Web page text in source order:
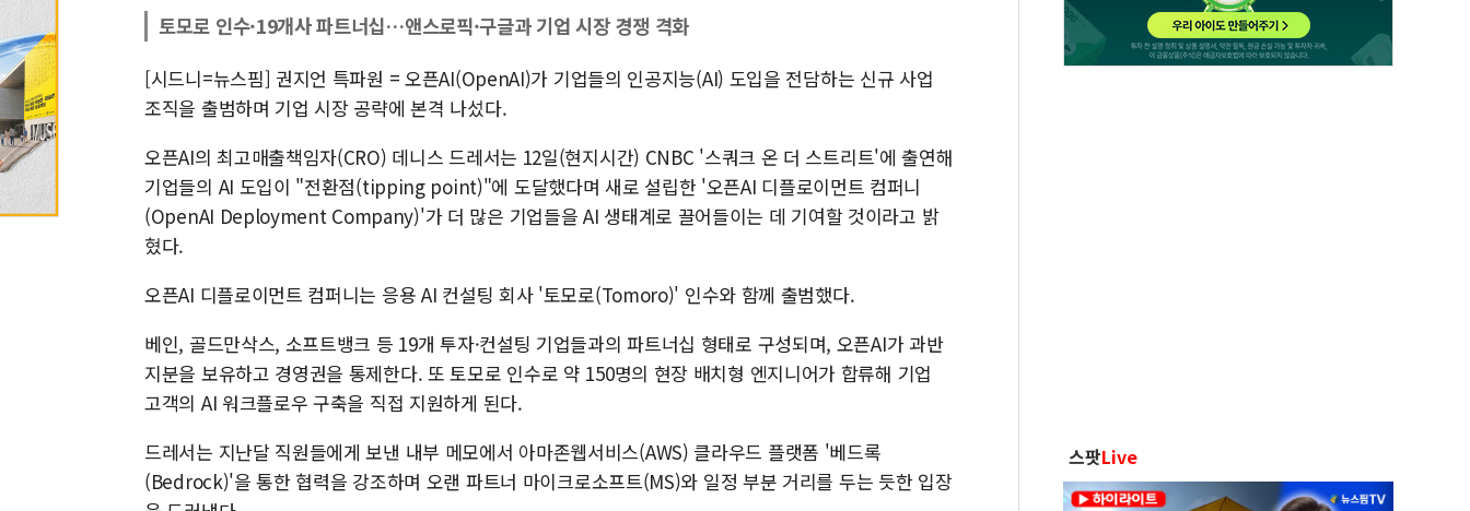
토모로 인수·19개사 파트너십…앤스로픽·구글과 기업 시장 경쟁 격화
[시드니=뉴스핌] 권지언 특파원 = 오픈AI(OpenAI)가 기업들의 인공지능(AI) 도입을 전담하는 신규 사업
조직을 출범하며 기업 시장 공략에 본격 나섰다.
오픈AI의 최고매출책임자(CRO) 데니스 드레서는 12일(현지시간) CNBC '스쿼크 온 더 스트리트'에 출연해
기업들의 AI 도입이 "전환점(tipping point)"에 도달했다며 새로 설립한 '오픈AI 디플로이먼트 컴퍼니
(OpenAI Deployment Company)'가 더 많은 기업들을 AI 생태계로 끌어들이는 데 기여할 것이라고 밝
혔다.
오픈AI 디플로이먼트 컴퍼니는 응용 AI 컨설팅 회사 '토모로(Tomoro)' 인수와 함께 출범했다.
베인, 골드만삭스, 소프트뱅크 등 19개 투자·컨설팅 기업들과의 파트너십 형태로 구성되며, 오픈AI가 과반
지분을 보유하고 경영권을 통제한다. 또 토모로 인수로 약 150명의 현장 배치형 엔지니어가 합류해 기업
고객의 AI 워크플로우 구축을 직접 지원하게 된다.
드레서는 지난달 직원들에게 보낸 내부 메모에서 아마존웹서비스(AWS) 클라우드 플랫폼 '베드록
(Bedrock)'을 통한 협력을 강조하며 오랜 파트너 마이크로소프트(MS)와 일정 부분 거리를 두는 듯한 입장
스팟Live